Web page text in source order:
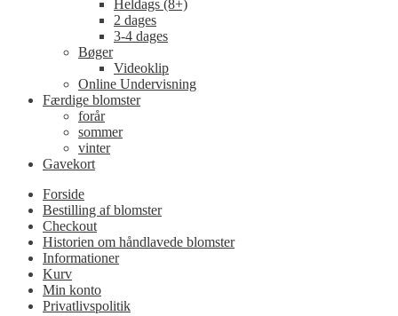
Heldags (8+)
2 dages
3-4 dages
Bøger
Videoklip
Online Undervisning
Færdige blomster
forår
sommer
vinter
Gavekort
Forside
Bestilling af blomster
Checkout
Historien om håndlavede blomster
Informationer
Kurv
Min konto
Privatlivspolitik